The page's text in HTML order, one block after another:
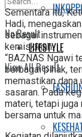
No Result
View All Result
LIFESTYLE
Sementara itu,
Hadi,
sebagai
kemiskinan.
“BAZNAS Ngawi
berbagai pihak,
memastikan dana
sasaran. Pada
materi, tetapi juga
bersama untuk